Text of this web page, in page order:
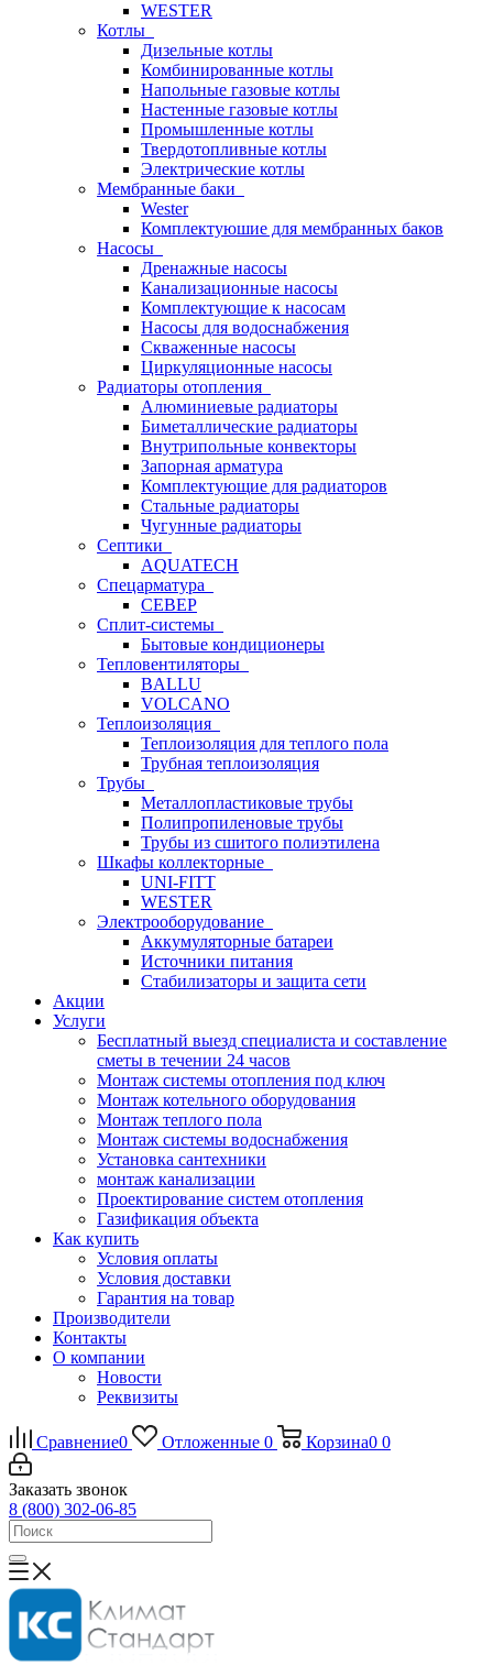
WESTER
Котлы
Дизельные котлы
Комбинированные котлы
Напольные газовые котлы
Настенные газовые котлы
Промышленные котлы
Твердотопливные котлы
Электрические котлы
Мембранные баки
Wester
Комплектуюшие для мембранных баков
Насосы
Дренажные насосы
Канализационные насосы
Комплектующие к насосам
Насосы для водоснабжения
Скваженные насосы
Циркуляционные насосы
Радиаторы отопления
Алюминиевые радиаторы
Биметаллические радиаторы
Внутрипольные конвекторы
Запорная арматура
Комплектующие для радиаторов
Стальные радиаторы
Чугунные радиаторы
Септики
AQUATECH
Спецарматура
СЕВЕР
Сплит-системы
Бытовые кондиционеры
Тепловентиляторы
BALLU
VOLCANO
Теплоизоляция
Теплоизоляция для теплого пола
Трубная теплоизоляция
Трубы
Металлопластиковые трубы
Полипропиленовые трубы
Трубы из сшитого полиэтилена
Шкафы коллекторные
UNI-FITT
WESTER
Электрооборудование
Аккумуляторные батареи
Источники питания
Стабилизаторы и защита сети
Акции
Услуги
Бесплатный выезд специалиста и составление
сметы в течении 24 часов
Монтаж системы отопления под ключ
Монтаж котельного оборудования
Монтаж теплого пола
Монтаж системы водоснабжения
Установка сантехники
монтаж канализации
Проектирование систем отопления
Газификация объекта
Как купить
Условия оплаты
Условия доставки
Гарантия на товар
Производители
Контакты
О компании
Новости
Реквизиты
Сравнение0 Отложенные 0 Корзина0 0
Заказать звонок
8 (800) 302-06-85